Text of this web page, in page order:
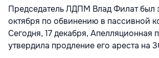
Председатель ЛДПМ Влад Филат был
октября по обвинению в пассивной
Сегодня, 17 декабря, Апелляционная
утвердила продление его ареста на